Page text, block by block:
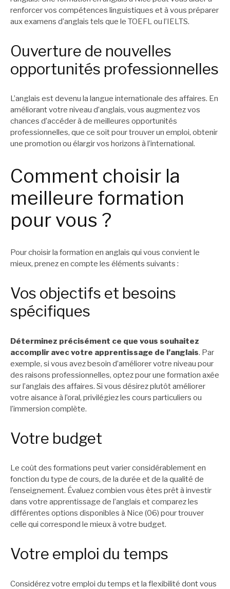
renforcer vos compétences linguistiques et à vous préparer
aux examens d’anglais tels que le TOEFL ou l’IELTS.
Ouverture de nouvelles
opportunités professionnelles
L’anglais est devenu la langue internationale des affaires. En
améliorant votre niveau d’anglais, vous augmentez vos
chances d’accéder à de meilleures opportunités
professionnelles, que ce soit pour trouver un emploi, obtenir
une promotion ou élargir vos horizons à l’international.
Comment choisir la
meilleure formation
pour vous ?
Pour choisir la formation en anglais qui vous convient le
mieux, prenez en compte les éléments suivants :
Vos objectifs et besoins
spécifiques
Déterminez précisément ce que vous souhaitez
accomplir avec votre apprentissage de l’anglais. Par
exemple, si vous avez besoin d’améliorer votre niveau pour
des raisons professionnelles, optez pour une formation axée
sur l’anglais des affaires. Si vous désirez plutôt améliorer
votre aisance à l’oral, privilégiez les cours particuliers ou
l’immersion complète.
Votre budget
Le coût des formations peut varier considérablement en
fonction du type de cours, de la durée et de la qualité de
l’enseignement. Évaluez combien vous êtes prêt à investir
dans votre apprentissage de l’anglais et comparez les
différentes options disponibles à Nice (06) pour trouver
celle qui correspond le mieux à votre budget.
Votre emploi du temps
Considérez votre emploi du temps et la flexibilité dont vous